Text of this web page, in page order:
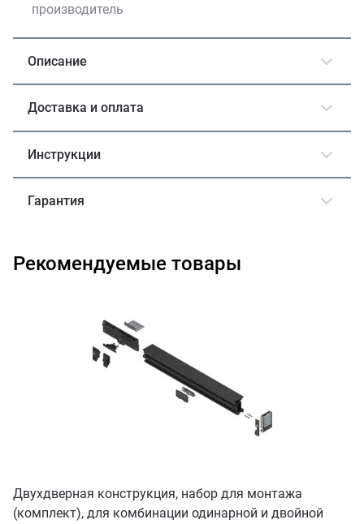
производитель
Описание
Доставка и оплата
Инструкции
Гарантия
Рекомендуемые товары
Двухдверная конструкция, набор для монтажа
(комплект), для комбинации одинарной и двойной